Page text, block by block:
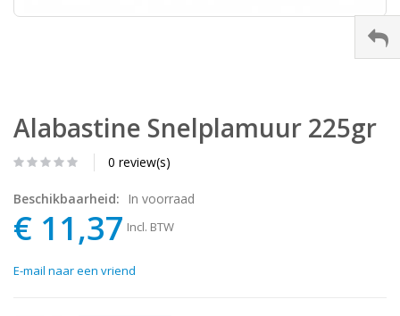
Alabastine Snelplamuur 225gr
0 review(s)
Beschikbaarheid: In voorraad
€ 11,37 Incl. BTW
E-mail naar een vriend